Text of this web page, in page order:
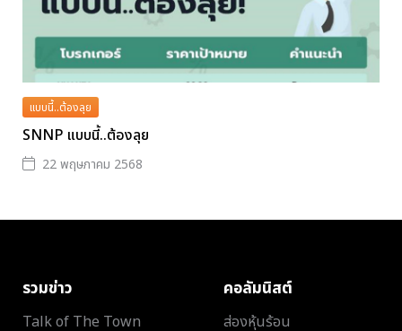
แบบนี้..ต้องลุย
SNNP แบบนี้..ต้องลุย
22 พฤษภาคม 2568
รวมข่าว
Talk of The Town
คอลัมนิสต์
ส่องหุ้นร้อน